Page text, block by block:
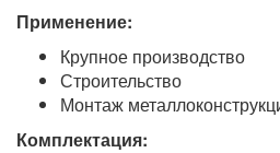
Применение:
Крупное производство
Строительство
Монтаж
Комплектация: